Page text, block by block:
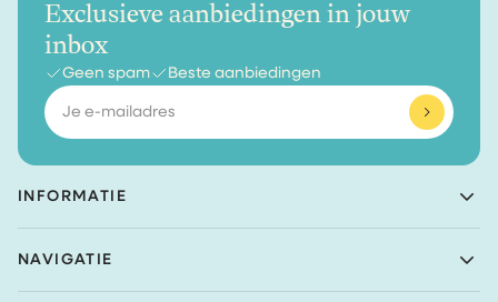
INFORMATIE
Nieuwe Prinsenkade 3
4811VC Breda
NAVIGATIE
Exclusieve aanbiedingen in jouw
inbox
Geen spam Beste aanbiedingen
E-
mailadres